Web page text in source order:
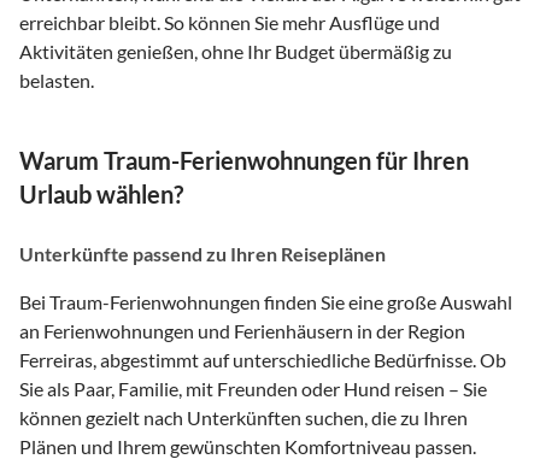
erreichbar bleibt. So können Sie mehr Ausflüge und
Aktivitäten genießen, ohne Ihr Budget übermäßig zu
belasten.
Warum Traum-Ferienwohnungen für Ihren
Urlaub wählen?
Unterkünfte passend zu Ihren Reiseplänen
Bei Traum-Ferienwohnungen finden Sie eine große Auswahl
an Ferienwohnungen und Ferienhäusern in der Region
Ferreiras, abgestimmt auf unterschiedliche Bedürfnisse. Ob
Sie als Paar, Familie, mit Freunden oder Hund reisen – Sie
können gezielt nach Unterkünften suchen, die zu Ihren
Plänen und Ihrem gewünschten Komfortniveau passen.